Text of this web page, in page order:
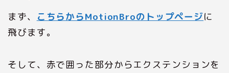
まず、 こちらからMotionBroのトップページに
飛びます。
そして、赤で囲った部分からエクステンションを